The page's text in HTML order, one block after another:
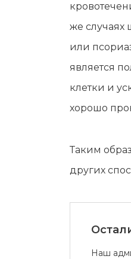
же случаях
или
является
клетки и
хорошо
Таким
других
Наш